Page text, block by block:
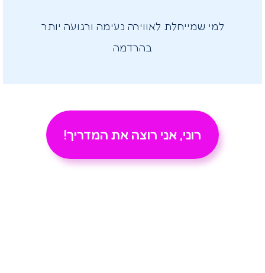
למי שמייחלת לאווירה נעימה ורגועה יותר
בהרדמה
רוני, אני רוצה את המדריך!